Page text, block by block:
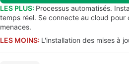
LES PLUS: Processus automatisés.
temps réel. Se connecte au cloud pour
menaces.
LES MOINS: L'installation des mises à